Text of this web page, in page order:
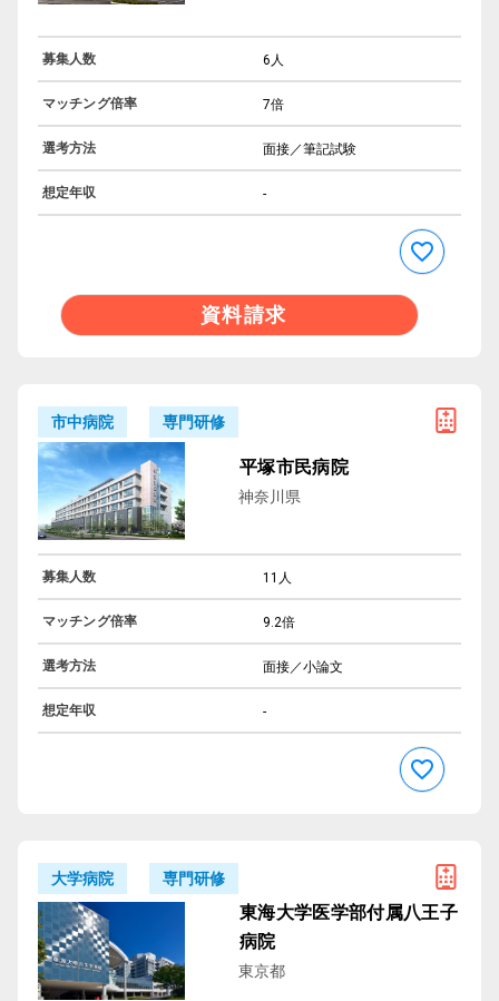
募集人数 6人
マッチング倍率 7倍
選考方法 面接／筆記試験
想定年収 -
資料請求
市中病院 専門研修
平塚市民病院
神奈川県
募集人数 11人
マッチング倍率 9.2倍
選考方法 面接／小論文
想定年収 -
大学病院 専門研修
東海大学医学部付属八王子
病院
東京都